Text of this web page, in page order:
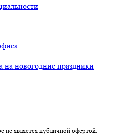
на новогодние праздники
является публичной офертой.